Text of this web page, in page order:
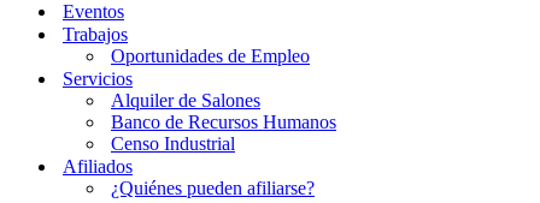
Eventos
Trabajos
Oportunidades de Empleo
Servicios
Alquiler de Salones
Banco de Recursos Humanos
Censo Industrial
Afiliados
¿Quiénes pueden afiliarse?